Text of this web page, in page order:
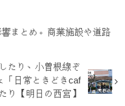
まとめ。商業施設や道路
たり、小曽根線ぞ
日常ときどきcaf
り【明日の西宮】